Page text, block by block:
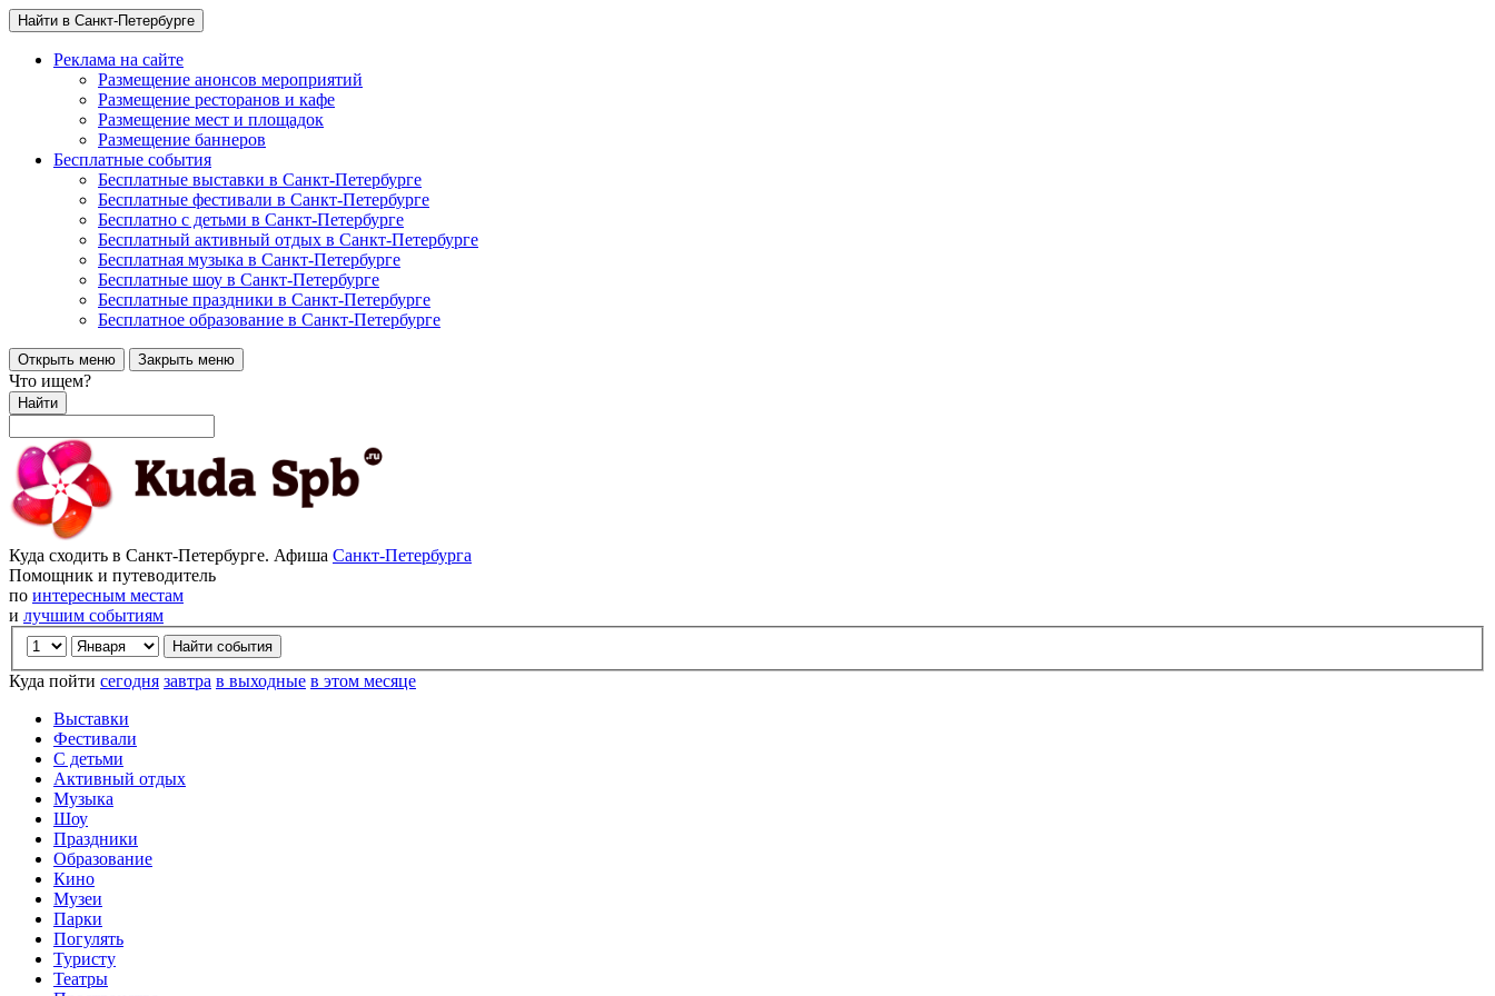
Найти в Санкт-Петербурге
Реклама на сайте
Размещение анонсов мероприятий
Размещение ресторанов и кафе
Размещение мест и площадок
Размещение баннеров
Бесплатные события
Бесплатные выставки в Санкт-Петербурге
Бесплатные фестивали в Санкт-Петербурге
Бесплатно с детьми в Санкт-Петербурге
Бесплатный активный отдых в Санкт-Петербурге
Бесплатная музыка в Санкт-Петербурге
Бесплатные шоу в Санкт-Петербурге
Бесплатные праздники в Санкт-Петербурге
Бесплатное образование в Санкт-Петербурге
Открыть меню Закрыть меню
Что ищем?
Найти
Куда сходить в Санкт-Петербурге. Афиша Санкт-Петербурга
Помощник и путеводитель
по интересным местам
и лучшим событиям
Куда пойти сегодня завтра в выходные в этом месяце
Выставки
Фестивали
С детьми
Активный отдых
Музыка
Шоу
Праздники
Образование
Кино
Музеи
Парки
Погулять
Туристу
Театры